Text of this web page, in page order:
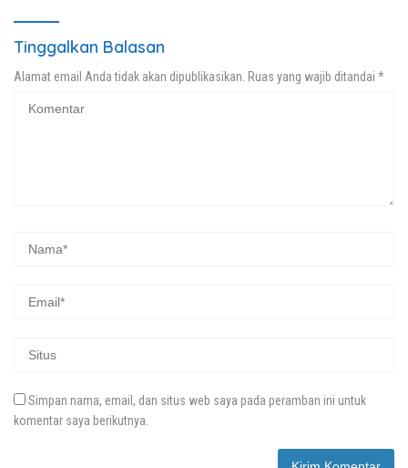
Tinggalkan Balasan
Alamat email Anda tidak akan dipublikasikan. Ruas yang wajib ditandai *
Simpan nama, email, dan situs web saya pada peramban ini untuk
komentar saya berikutnya.